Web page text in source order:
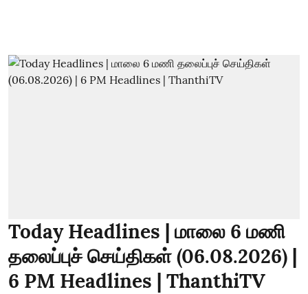
Today Headlines | மாலை 6 மணி
தலைப்புச் செய்திகள் (06.08.2026) |
6 PM Headlines | ThanthiTV